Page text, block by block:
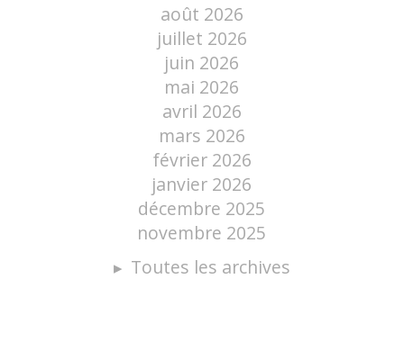
août 2026
juillet 2026
juin 2026
mai 2026
avril 2026
mars 2026
février 2026
janvier 2026
décembre 2025
novembre 2025
Toutes les archives